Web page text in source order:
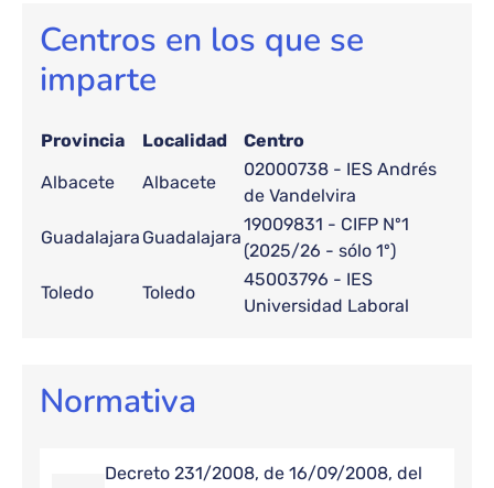
Centros en los que se
imparte
Provincia Localidad
Centro
Albacete
Albacete
02000738 - IES Andrés
de Vandelvira
Guadalajara Guadalajara
19009831 - CIFP Nº1
(2025/26 - sólo 1º)
Toledo
Toledo
45003796 - IES
Universidad Laboral
Normativa
Decreto 231/2008, de 16/09/2008, del